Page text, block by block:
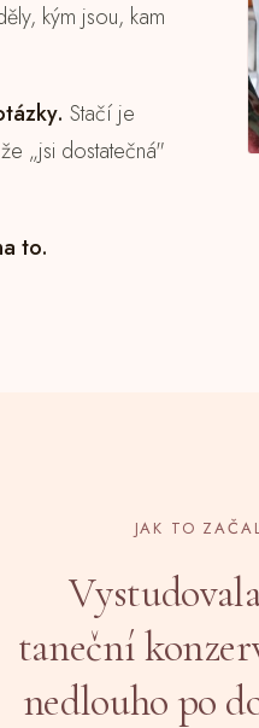
kým jsou, kam
Stačí je
„jsi dostatečná"
to.
JAK TO
taneční
nedlouho po